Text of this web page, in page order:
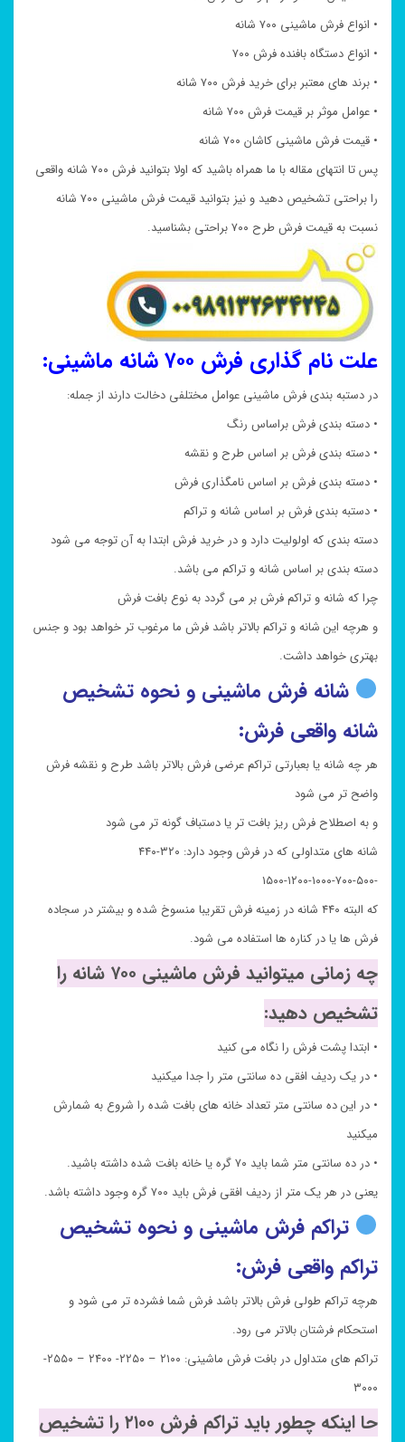
• انواع فرش ماشینی ۷۰۰ شانه
• انواع دستگاه بافنده فرش ۷۰۰
• برند های معتبر برای خرید فرش ۷۰۰ شانه
• عوامل موثر بر قیمت فرش ۷۰۰ شانه
• قیمت فرش ماشینی کاشان ۷۰۰ شانه
پس تا انتهای مقاله با ما همراه باشید که اولا بتوانید فرش ۷۰۰ شانه واقعی
را براحتی تشخیص دهید و نیز بتوانید قیمت فرش ماشینی ۷۰۰ شانه
نسبت به قیمت فرش طرح ۷۰۰ براحتی بشناسید.
علت نام گذاری فرش ۷۰۰ شانه ماشینی:
در دستبه بندی فرش ماشینی عوامل مختلفی دخالت دارند از جمله:
• دسته بندی فرش براساس رنگ
• دسته بندی فرش بر اساس طرح و نقشه
• دسته بندی فرش بر اساس نامگذاری فرش
• دستبه بندی فرش بر اساس شانه و تراکم
دسته بندی که اولولیت دارد و در خرید فرش ابتدا به آن توجه می شود
دسته بندی بر اساس شانه و تراکم می باشد.
چرا که شانه و تراکم فرش بر می گردد به نوع بافت فرش
و هرچه این شانه و تراکم بالاتر باشد فرش ما مرغوب تر خواهد بود و جنس
بهتری خواهد داشت.
شانه فرش ماشینی و نحوه تشخیص
شانه واقعی فرش:
هر چه شانه یا بعبارتی تراکم عرضی فرش بالاتر باشد طرح و نقشه فرش
واضح تر می شود
و به اصطلاح فرش ریز بافت تر یا دستباف گونه تر می شود
شانه های متداولی که در فرش وجود دارد: ۳۲۰-۴۴۰
-۵۰۰-۷۰۰-۱۰۰۰-۱۲۰۰-۱۵۰۰
که البته ۴۴۰ شانه در زمینه فرش تقریبا منسوخ شده و بیشتر در سجاده
فرش ها یا در کناره ها استفاده می شود.
چه زمانی میتوانید فرش ماشینی ۷۰۰ شانه را
تشخیص دهید:
• ابتدا پشت فرش را نگاه می کنید
• در یک ردیف افقی ده سانتی متر را جدا میکنید
• در این ده سانتی متر تعداد خانه های بافت شده را شروع به شمارش
میکنید
• در ده سانتی متر شما باید ۷۰ گره یا خانه بافت شده داشته باشید.
یعنی در هر یک متر از ردیف افقی فرش باید ۷۰۰ گره وجود داشته باشد.
تراکم فرش ماشینی و نحوه تشخیص
تراکم واقعی فرش:
هرچه تراکم طولی فرش بالاتر باشد فرش شما فشرده تر می شود و
استحکام فرشتان بالاتر می رود.
تراکم های متداول در بافت فرش ماشینی: ۲۱۰۰ – ۲۲۵۰- ۲۴۰۰ – ۲۵۵۰-
۳۰۰۰
حا اینکه چطور باید تراکم فرش ۲۱۰۰ را تشخیص